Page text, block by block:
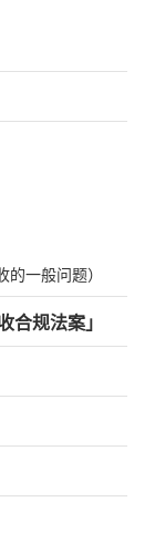
的一般问题）
合规法案」